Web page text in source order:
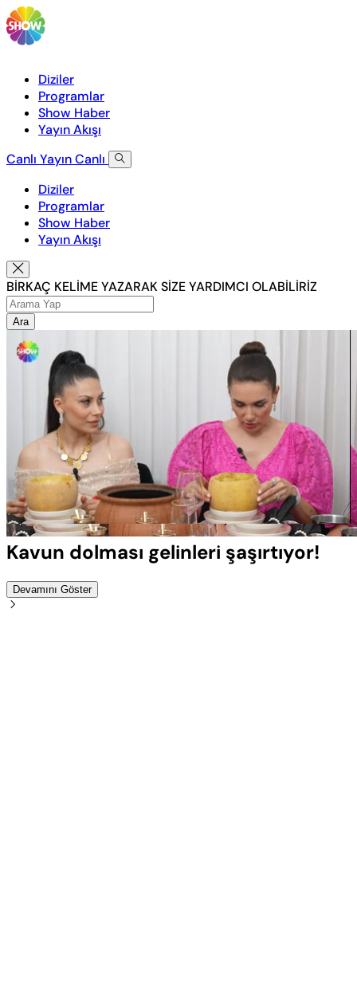
Diziler
Programlar
Show Haber
Yayın Akışı
Canlı YayınCanlı
Diziler
Programlar
Show Haber
Yayın Akışı
BİRKAÇ KELİME YAZARAK SİZE YARDIMCI OLABİLİRİZ
Ara
Sesi
Aç
Yüklendi:
100.00%
Oynatma
Hızı
Kavun dolması gelinleri şaşırtıyor!
Devamını Göster